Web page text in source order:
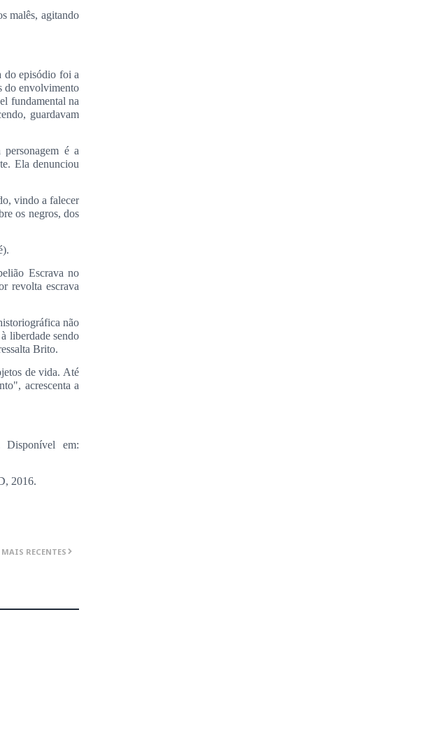
malês, agitando
do episódio foi a
do envolvimento
fundamental na
guardavam
é a
Ela denunciou
vindo a falecer
os negros, dos
Escrava no
revolta escrava
não
liberdade sendo
Brito.
de vida. Até
acrescenta a
em:
2016.
MAIS RECENTES